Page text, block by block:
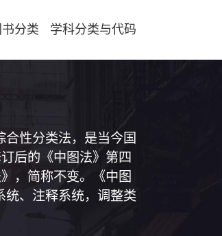
分类 学科分类与代码
性分类法，是当今国
后的《中图法》第四
，简称不变。《中图
统、注释系统，调整类